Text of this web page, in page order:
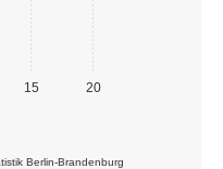
15 20
Berlin-Brandenburg